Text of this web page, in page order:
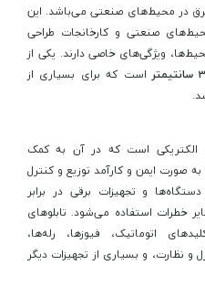
در محیط‌های صنعتی می‌باشد. این
صنعتی و کارخانجات طراحی
ویژگی‌های خاصی دارند. یکی از
است که برای بسیاری از
الکتریکی است که در آن به کمک
صورت ایمن و کارآمد توزیع و کنترل
و تجهیزات برقی در برابر
خطرات استفاده می‌شود. تابلوهای
اتوماتیک، فیوزها، رله‌ها،
نظارت، و بسیاری از تجهیزات دیگر